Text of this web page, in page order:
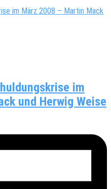
im
und Herwig Weise